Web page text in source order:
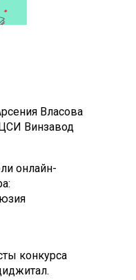
Власова
Винзавод
онлайн-
конкурса